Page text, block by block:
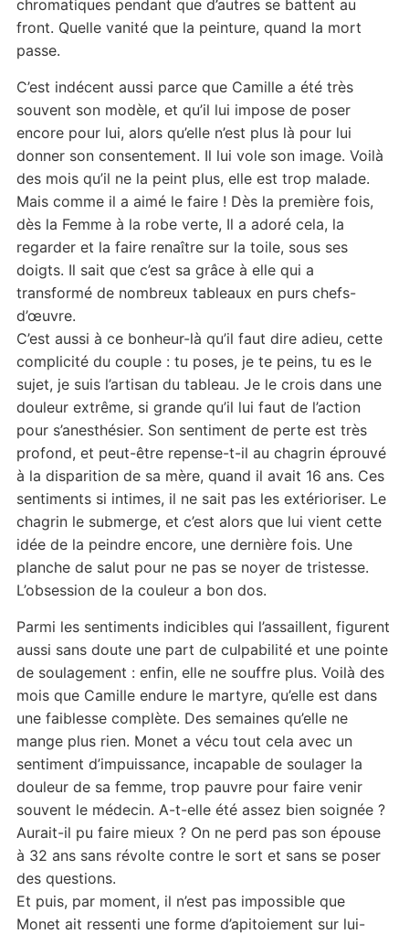
chromatiques pendant que d’autres se battent au
front. Quelle vanité que la peinture, quand la mort
passe.
C’est indécent aussi parce que Camille a été très
souvent son modèle, et qu’il lui impose de poser
encore pour lui, alors qu’elle n’est plus là pour lui
donner son consentement. Il lui vole son image. Voilà
des mois qu’il ne la peint plus, elle est trop malade.
Mais comme il a aimé le faire ! Dès la première fois,
dès la Femme à la robe verte, Il a adoré cela, la
regarder et la faire renaître sur la toile, sous ses
doigts. Il sait que c’est sa grâce à elle qui a
transformé de nombreux tableaux en purs chefs-
d’œuvre.
C’est aussi à ce bonheur-là qu’il faut dire adieu, cette
complicité du couple : tu poses, je te peins, tu es le
sujet, je suis l’artisan du tableau. Je le crois dans une
douleur extrême, si grande qu’il lui faut de l’action
pour s’anesthésier. Son sentiment de perte est très
profond, et peut-être repense-t-il au chagrin éprouvé
à la disparition de sa mère, quand il avait 16 ans. Ces
sentiments si intimes, il ne sait pas les extérioriser. Le
chagrin le submerge, et c’est alors que lui vient cette
idée de la peindre encore, une dernière fois. Une
planche de salut pour ne pas se noyer de tristesse.
L’obsession de la couleur a bon dos.
Parmi les sentiments indicibles qui l’assaillent, figurent
aussi sans doute une part de culpabilité et une pointe
de soulagement : enfin, elle ne souffre plus. Voilà des
mois que Camille endure le martyre, qu’elle est dans
une faiblesse complète. Des semaines qu’elle ne
mange plus rien. Monet a vécu tout cela avec un
sentiment d’impuissance, incapable de soulager la
douleur de sa femme, trop pauvre pour faire venir
souvent le médecin. A-t-elle été assez bien soignée ?
Aurait-il pu faire mieux ? On ne perd pas son épouse
à 32 ans sans révolte contre le sort et sans se poser
des questions.
Et puis, par moment, il n’est pas impossible que
Monet ait ressenti une forme d’apitoiement sur lui-